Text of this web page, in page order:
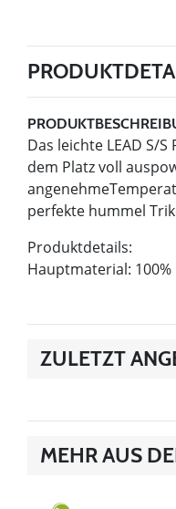
Das leichte LEAD S/
dem Platz voll
perfekte hummel
Produktdetails:
Hauptmaterial:
ZULETZT
MEHR AUS